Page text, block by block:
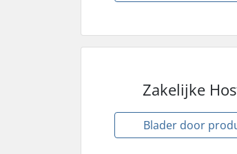
Zakelijke
Blader door